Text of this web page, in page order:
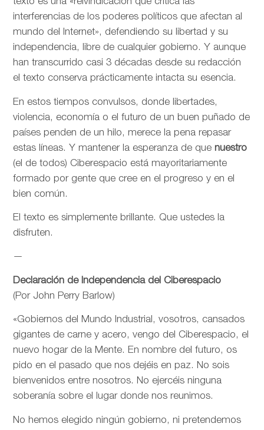
texto es una «reivindicación que critica las
interferencias de los poderes políticos que afectan al
mundo del Internet», defendiendo su libertad y su
independencia, libre de cualquier gobierno. Y aunque
han transcurrido casi 3 décadas desde su redacción
el texto conserva prácticamente intacta su esencia.
En estos tiempos convulsos, donde libertades,
violencia, economía o el futuro de un buen puñado de
países penden de un hilo, merece la pena repasar
estas líneas. Y mantener la esperanza de que nuestro
(el de todos) Ciberespacio está mayoritariamente
formado por gente que cree en el progreso y en el
bien común.
El texto es simplemente brillante. Que ustedes la
disfruten.
—
Declaración de Independencia del Ciberespacio
(Por John Perry Barlow)
«Gobiernos del Mundo Industrial, vosotros, cansados
gigantes de carne y acero, vengo del Ciberespacio, el
nuevo hogar de la Mente. En nombre del futuro, os
pido en el pasado que nos dejéis en paz. No sois
bienvenidos entre nosotros. No ejercéis ninguna
soberanía sobre el lugar donde nos reunimos.
No hemos elegido ningún gobierno, ni pretendemos